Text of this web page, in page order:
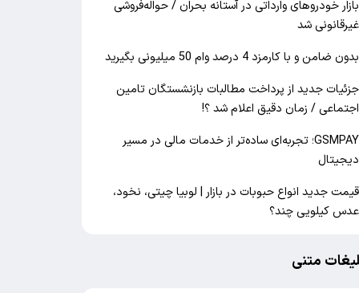
بازار خودرو‌های وارداتی در آستانه بحران / حواله‌فروشی
غیرقانونی شد
بدون ضامن و با کارمزد 4 درصد وام 50 میلیونی بگیرید
جزئیات جدید از پرداخت مطالبات بازنشستگان تامین
اجتماعی / زمان دقیق اعلام شد ؟!
GSMPAY؛ تجربه‌ای ساده‌تر از خدمات مالی در مسیر
دیجیتال
قیمت جدید انواع حبوبات در بازار | لوبیا چیتی، نخود،
عدس کیلویی چند؟
متنی